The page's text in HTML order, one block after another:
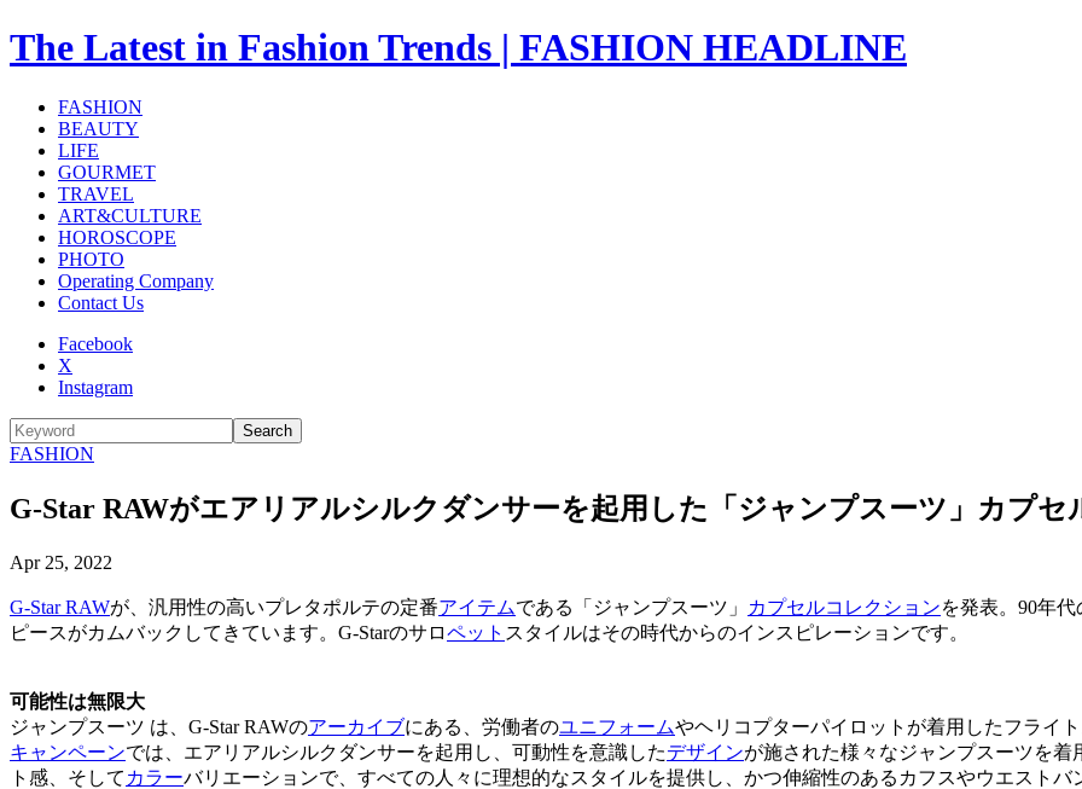
The Latest in Fashion Trends | FASHION HEADLINE
FASHION
BEAUTY
LIFE
GOURMET
TRAVEL
ART&CULTURE
HOROSCOPE
PHOTO
Operating Company
Contact Us
Facebook
X
Instagram
Search
FASHION
G-Star RAWがエアリアルシルクダンサーを起用した「ジャンプスーツ」カプセ
Apr 25, 2022
G-Star RAWが、汎用性の高いプレタポルテの定番アイテムである「ジャンプスーツ」 カプセルコレクションを発表。90年
ピースがカムバックしてきています。G-Starのサロペット スタイルはその時代からのインスピレーションです。
可能性は無限大
ジャンプスーツ は、G-Star RAWのアーカイブにある、労働者のユニフォームやヘリコプターパイロットが着用したフライ
キャンペーンでは、エアリアルシルクダンサーを起用し、可動性を意識したデザインが施された様々なジャンプスーツを
ト感、そして カラーバリエーションで、すべての人々に理想的なスタイルを提供し、かつ伸縮性のあるカフスやウエスト